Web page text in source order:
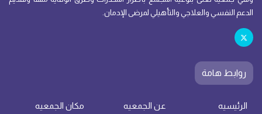
الدعم النفسي والعلاجي والتأهيلي لمرضى الإدمان.
روابط هامة
الرئيسيه عن الجمعيه
مكان الجمعيه